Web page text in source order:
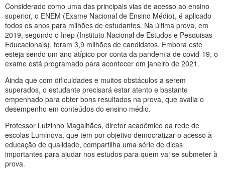
Considerado como uma das principais vias de acesso ao ensino
superior, o ENEM (Exame Nacional de Ensino Médio), é aplicado
todos os anos para milhões de estudantes. Na última prova, em
2019, segundo o Inep (Instituto Nacional de Estudos e Pesquisas
Educacionais), foram 3,9 milhões de candidatos. Embora este
esteja sendo um ano atípico por conta da pandemia de covid-19, o
exame está programado para acontecer em janeiro de 2021.
Ainda que com dificuldades e muitos obstáculos a serem
superados, o estudante precisará estar atento e bastante
empenhado para obter bons resultados na prova, que avalia o
desempenho em conteúdos do ensino médio.
Professor Luizinho Magalhães, diretor acadêmico da rede de
escolas Luminova, que tem por objetivo democratizar o acesso à
educação de qualidade, compartilha uma série de dicas
importantes para ajudar nos estudos para quem vai se submeter à
prova.